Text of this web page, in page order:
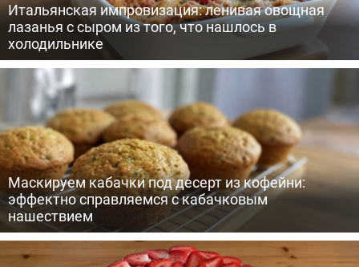
Итальянская импровизация: ленивая овощная
лазанья с сыром из того, что нашлось в
холодильнике
Маскируем кабачки под десерт из кофейни:
эффектно справляемся с кабачковым
нашествием